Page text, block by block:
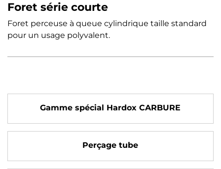
Foret série courte
Foret perceuse à queue cylindrique taille standard
pour un usage polyvalent.
Gamme spécial Hardox CARBURE
Perçage tube